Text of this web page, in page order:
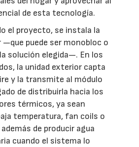
de esta tecnología.
el proyecto, se instala la
—que puede ser monobloc o
solución elegida—. En los
la unidad exterior capta
y la transmite al módulo
de distribuirla hacia los
térmicos, ya sean
temperatura, fan coils o
de producir agua
cuando el sistema lo